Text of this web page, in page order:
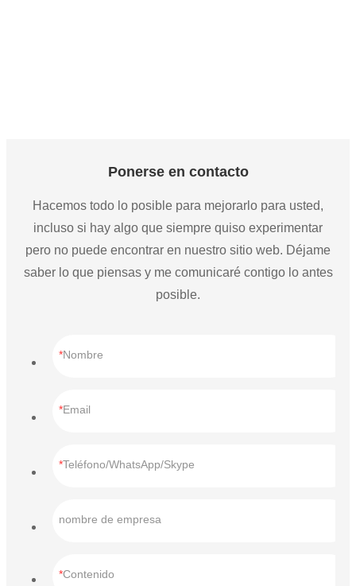
Ponerse en contacto
Hacemos todo lo posible para mejorarlo para usted,
incluso si hay algo que siempre quiso experimentar
pero no puede encontrar en nuestro sitio web. Déjame
saber lo que piensas y me comunicaré contigo lo antes
posible.
Nombre
Email
Teléfono/WhatsApp/Skype
nombre de empresa
Contenido